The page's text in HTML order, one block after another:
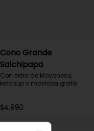
Cono Grande
Salchipapa
Con extra de Mayonesa,
ketchup o mostaza gratis
$4.990